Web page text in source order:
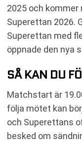
2025 och
Superettan 2026.
Superettan med
öppnade den nya
SÅ KAN DU
Matchstart är
följa mötet kan
och Superettans
besked om